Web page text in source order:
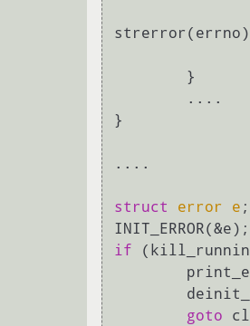
}
....
struct error e ;
if
goto